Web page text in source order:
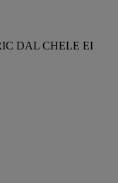
DAL CHELE EI